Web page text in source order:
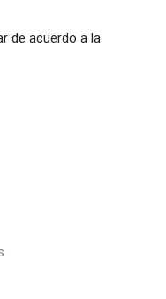
de acuerdo a la